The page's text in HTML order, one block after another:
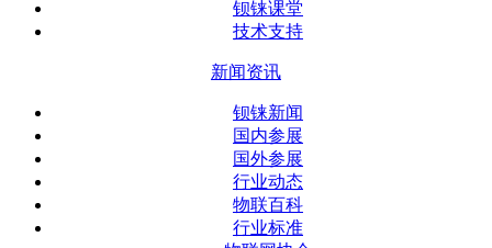
钡铼课堂
技术支持
新闻资讯
钡铼新闻
国内参展
国外参展
行业动态
物联百科
行业标准